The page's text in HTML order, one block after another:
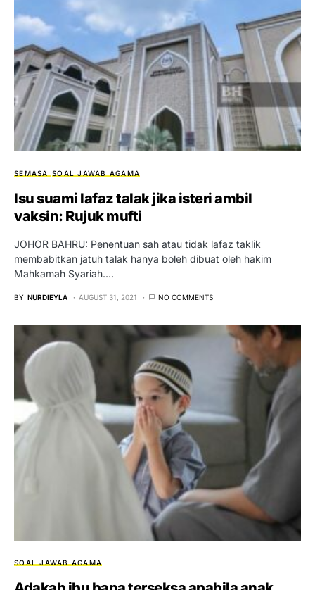
SEMASA SOAL JAWAB AGAMA
Isu suami lafaz talak jika isteri ambil
vaksin: Rujuk mufti
JOHOR BAHRU: Penentuan sah atau tidak lafaz taklik
membabitkan jatuh talak hanya boleh dibuat oleh hakim
Mahkamah Syariah.…
BY NURDIEYLA AUGUST 31, 2021 NO COMMENTS
SOAL JAWAB AGAMA